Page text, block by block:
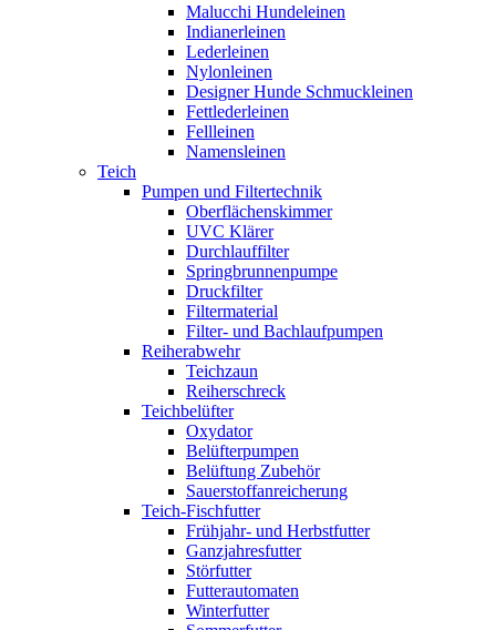
Malucchi Hundeleinen
Indianerleinen
Lederleinen
Nylonleinen
Designer Hunde Schmuckleinen
Fettlederleinen
Fellleinen
Namensleinen
Teich
Pumpen und Filtertechnik
Oberflächenskimmer
UVC Klärer
Durchlauffilter
Springbrunnenpumpe
Druckfilter
Filtermaterial
Filter- und Bachlaufpumpen
Reiherabwehr
Teichzaun
Reiherschreck
Teichbelüfter
Oxydator
Belüfterpumpen
Belüftung Zubehör
Sauerstoffanreicherung
Teich-Fischfutter
Frühjahr- und Herbstfutter
Ganzjahresfutter
Störfutter
Futterautomaten
Winterfutter